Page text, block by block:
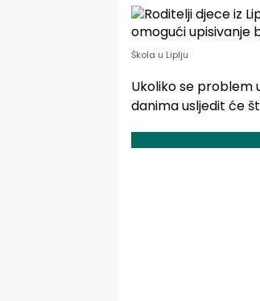
Škola u Liplju
Ukoliko se problem
danima usljedit će